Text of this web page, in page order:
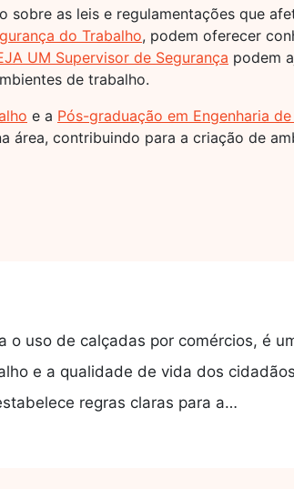
as leis e regulamentações que
do Trabalho, podem oferecer
UM Supervisor de Segurança podem
de trabalho.
e a Pós-graduação em Engenharia
área, contribuindo para a criação de
o uso de calçadas por comércios, é
e a qualidade de vida dos
regras claras para a…